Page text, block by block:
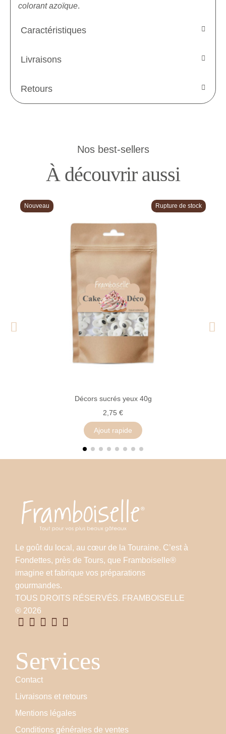
colorant azoïque.
Caractéristiques
Livraisons
Retours
Nos best-sellers
À découvrir aussi
Nouveau Rupture de stock
Décors sucrés yeux 40g
2,75 €
Ajout rapide
Le goût du local, au cœur de la Touraine. C’est à
Fondettes, près de Tours, que Framboiselle®
imagine et fabrique vos préparations
gourmandes.
TOUS DROITS RÉSERVÉS. FRAMBOISELLE
® 2026
Services
Contact
Livraisons et retours
Mentions légales
Conditions générales de ventes